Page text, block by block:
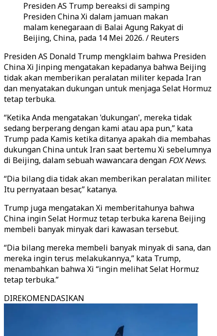
Presiden AS Trump bereaksi di samping
Presiden China Xi dalam jamuan makan
malam kenegaraan di Balai Agung Rakyat di
Beijing, China, pada 14 Mei 2026. / Reuters
Presiden AS Donald Trump mengklaim bahwa Presiden
China Xi Jinping mengatakan kepadanya bahwa Beijing
tidak akan memberikan peralatan militer kepada Iran
dan menyatakan dukungan untuk menjaga Selat Hormuz
tetap terbuka.
“Ketika Anda mengatakan 'dukungan', mereka tidak
sedang berperang dengan kami atau apa pun,” kata
Trump pada Kamis ketika ditanya apakah dia membahas
dukungan China untuk Iran saat bertemu Xi sebelumnya
di Beijing, dalam sebuah wawancara dengan FOX News.
“Dia bilang dia tidak akan memberikan peralatan militer.
Itu pernyataan besar,” katanya.
Trump juga mengatakan Xi memberitahunya bahwa
China ingin Selat Hormuz tetap terbuka karena Beijing
membeli banyak minyak dari kawasan tersebut.
“Dia bilang mereka membeli banyak minyak di sana, dan
mereka ingin terus melakukannya,” kata Trump,
menambahkan bahwa Xi “ingin melihat Selat Hormuz
tetap terbuka.”
DIREKOMENDASIKAN